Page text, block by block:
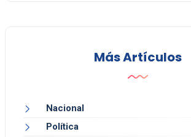
Más Artículos
Nacional
Política